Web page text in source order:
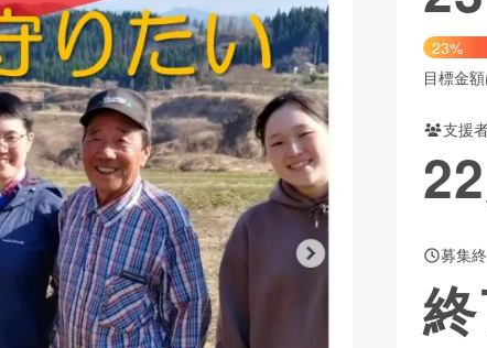
ゲーム・サービス開発 フード・飲食店
書籍・雑誌出版 アニメ・漫画
チャレンジ ビューティー・ヘルス
CAMPFIRE for Social Good
CAMPFIRE Creation
CAMPFIREふるさと納税
23%
目標金
支援
22
募集